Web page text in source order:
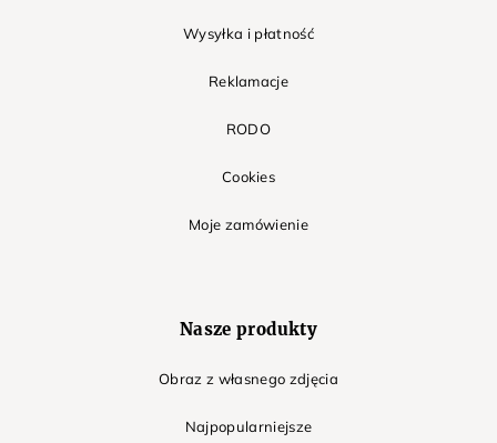
Wysyłka i płatność
Reklamacje
RODO
Cookies
Moje zamówienie
Nasze produkty
Obraz z własnego zdjęcia
Najpopularniejsze